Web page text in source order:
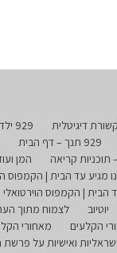
929 ילדים
929 תנך – דף הבית
תוכניות קריאה
המן
מגיע עד הבית | הקמפוס
הבית | הקמפוס הוירטואלי
יוטיוב לצמוח מתוך
הקלעים
מאחורי
ואישיות על